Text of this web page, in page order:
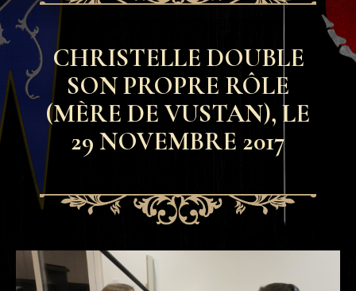
CHRISTELLE DOUBLE
SON PROPRE RÔLE
(MÈRE DE VUSTAN), LE
29 NOVEMBRE 2017